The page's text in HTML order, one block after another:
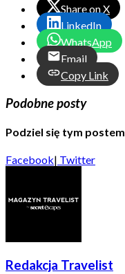
Share on X
LinkedIn
WhatsApp
Email
Copy Link
Podobne posty
Podziel się tym postem
Facebook| Twitter
Redakcja Travelist